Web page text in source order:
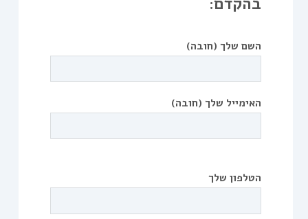
השם שלך (חובה)
האימייל שלך (חובה)
הטלפון שלך